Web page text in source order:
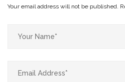
Your email address will not be published.